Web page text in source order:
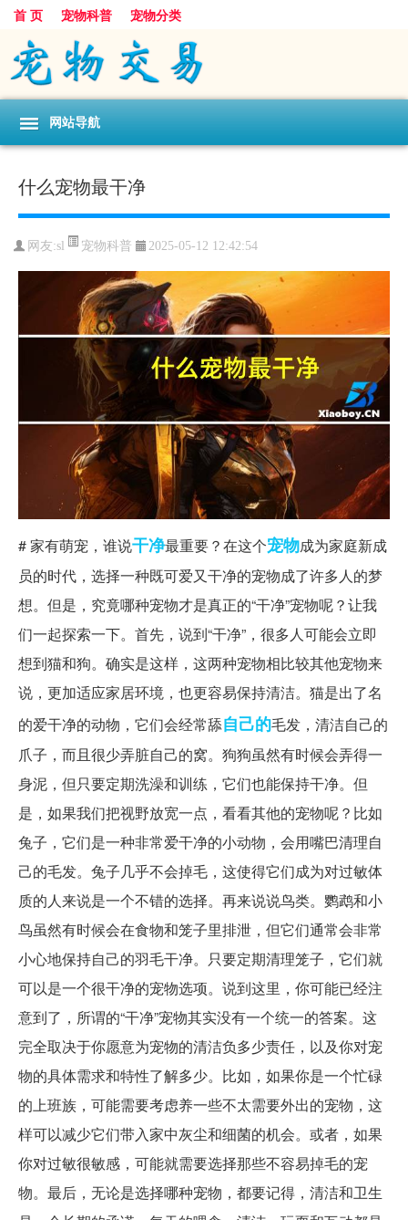
首 页 宠物科普 宠物分类
网站导航
什么宠物最干净
网友:sl 宠物科普 2025-05-12 12:42:54
# 家有萌宠，谁说干净最重要？在这个宠物成为家庭新成
员的时代，选择一种既可爱又干净的宠物成了许多人的梦
想。但是，究竟哪种宠物才是真正的“干净”宠物呢？让我
们一起探索一下。首先，说到“干净”，很多人可能会立即
想到猫和狗。确实是这样，这两种宠物相比较其他宠物来
说，更加适应家居环境，也更容易保持清洁。猫是出了名
的爱干净的动物，它们会经常舔自己的毛发，清洁自己的
爪子，而且很少弄脏自己的窝。狗狗虽然有时候会弄得一
身泥，但只要定期洗澡和训练，它们也能保持干净。但
是，如果我们把视野放宽一点，看看其他的宠物呢？比如
兔子，它们是一种非常爱干净的小动物，会用嘴巴清理自
己的毛发。兔子几乎不会掉毛，这使得它们成为对过敏体
质的人来说是一个不错的选择。再来说说鸟类。鹦鹉和小
鸟虽然有时候会在食物和笼子里排泄，但它们通常会非常
小心地保持自己的羽毛干净。只要定期清理笼子，它们就
可以是一个很干净的宠物选项。说到这里，你可能已经注
意到了，所谓的“干净”宠物其实没有一个统一的答案。这
完全取决于你愿意为宠物的清洁负多少责任，以及你对宠
物的具体需求和特性了解多少。比如，如果你是一个忙碌
的上班族，可能需要考虑养一些不太需要外出的宠物，这
样可以减少它们带入家中灰尘和细菌的机会。或者，如果
你对过敏很敏感，可能就需要选择那些不容易掉毛的宠
物。最后，无论是选择哪种宠物，都要记得，清洁和卫生